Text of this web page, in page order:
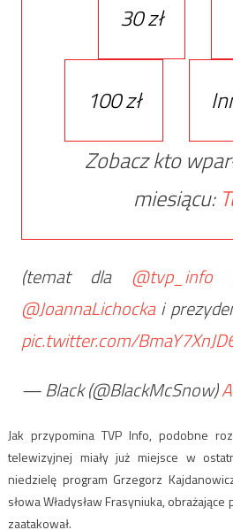
30 zł
100 zł
Zobacz kto
miesiącu:
(temat dla @tvp_info
@JoannaLichockai
pic.twitter.com/
— Black (@BlackMcSnow)
Jak przypomina TVP Info, podobne
telewizyjnej miały już miejsce w
niedzielę program Grzegorz
słowa Władysław Frasyniuka,
zaatakował.